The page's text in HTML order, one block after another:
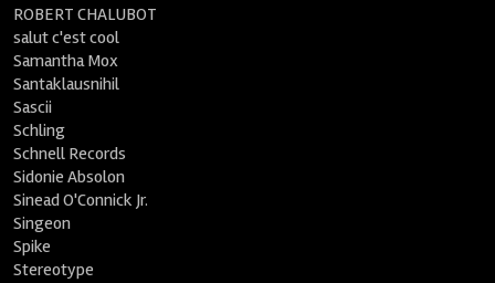
ROBERT CHALUBOT
salut c'est cool
Samantha Mox
Santaklausnihil
Sascii
Schling
Schnell Records
Sidonie Absolon
Sinead O'Connick Jr.
Singeon
Spike
Stereotype